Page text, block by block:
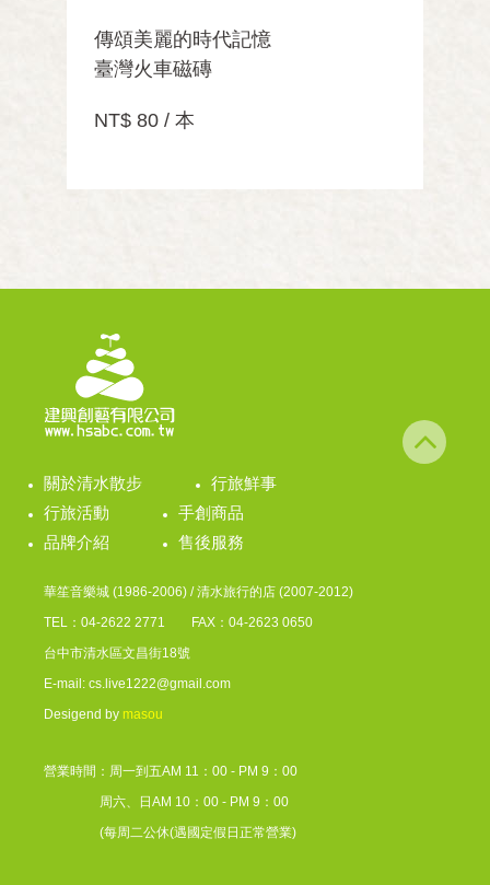
傳頌美麗的時代記憶
臺灣火車磁磚
NT$ 80 / 本
關於清水散步
行旅鮮事
行旅活動
手創商品
品牌介紹
售後服務
華笙音樂城 (1986-2006) / 清水旅行的店 (2007-2012)
TEL：04-2622 2771 FAX：04-2623 0650
台中市清水區文昌街18號
E-mail: cs.live1222@gmail.com
Desigend by masou
營業時間：周一到五AM 11：00 - PM 9：00
周六、日AM 10：00 - PM 9：00
(每周二公休(遇國定假日正常營業)